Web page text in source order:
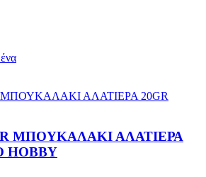
ΜΠΟΥΚΑΛΑΚΙ ΑΛΑΤΙΕΡΑ
HOBBY